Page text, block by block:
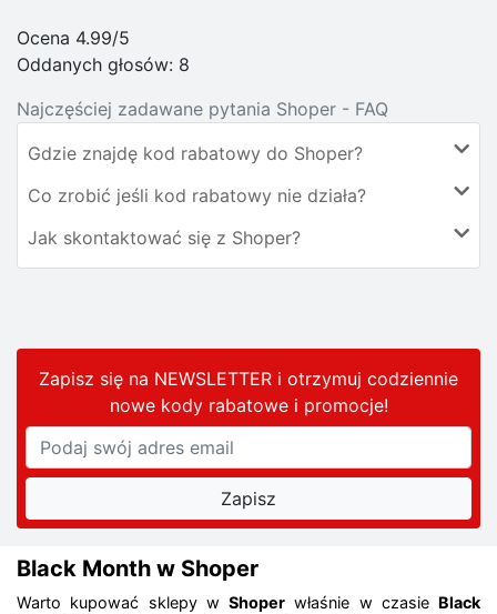
Ocena 4.99/5
Oddanych głosów: 8
Najczęściej zadawane pytania Shoper - FAQ
Gdzie znajdę kod rabatowy do Shoper?
Co zrobić jeśli kod rabatowy nie działa?
Jak skontaktować się z Shoper?
Zapisz się na NEWSLETTER i otrzymuj codziennie
nowe kody rabatowei promocje!
Black Month w Shoper
Warto kupować sklepy w Shoper właśnie w czasie Black